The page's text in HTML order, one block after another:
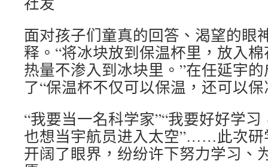
面对孩子们童真的回答、渴望的眼
释。“将冰块放到保温杯里，放入
热量不渗入到冰块里。”在任延宇
了“保温杯不仅可以保温，还可以保
“我要当一名科学家”“我要好好学
也想当宇航员进入太空”……此次研
开阔了眼界，纷纷许下努力学习、